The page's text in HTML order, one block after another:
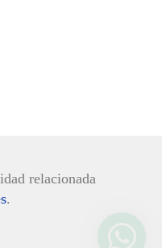
relacionada
.